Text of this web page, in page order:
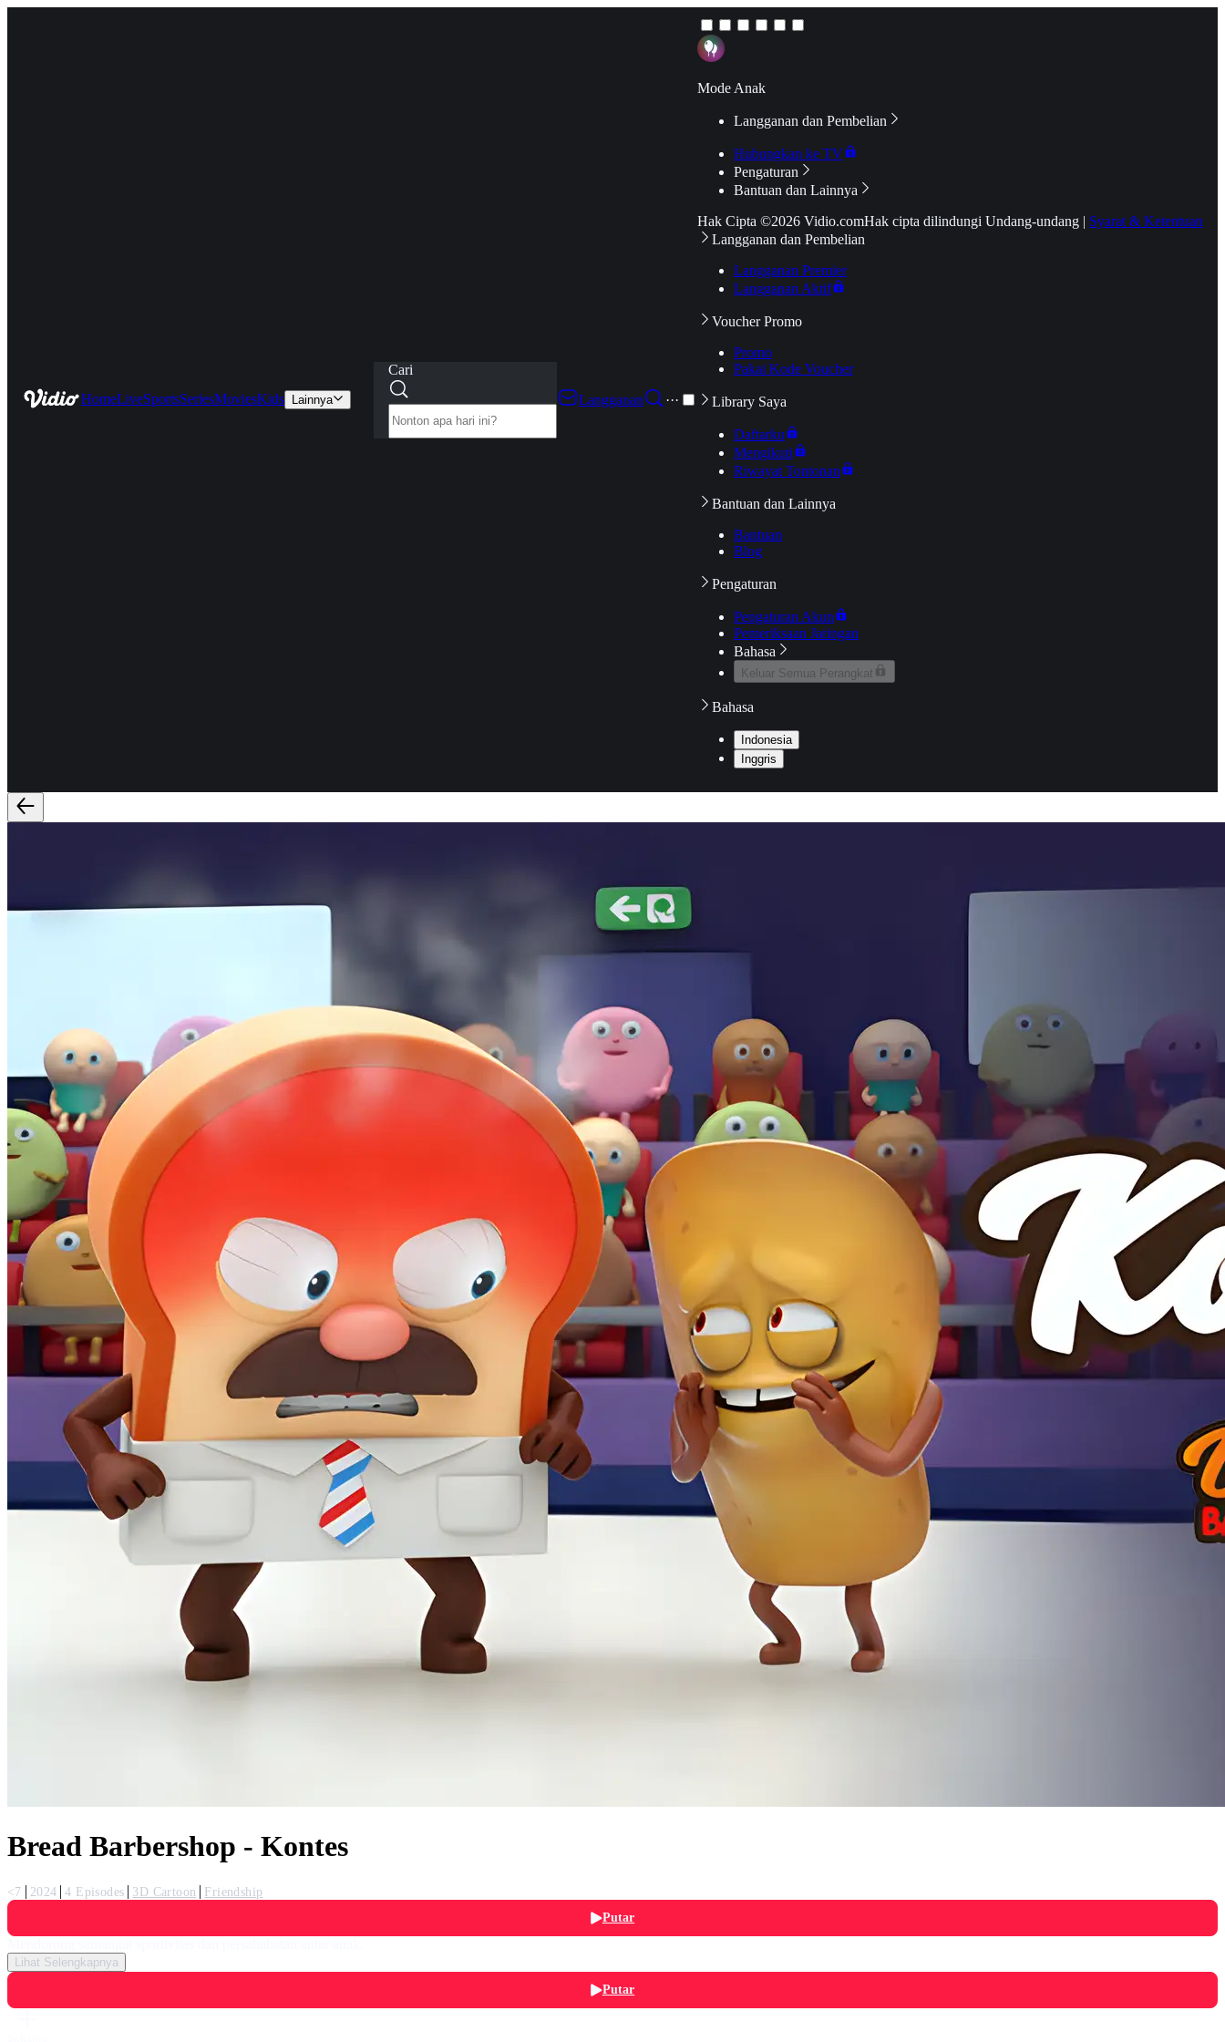
HomeLiveSportsSeriesMoviesKids Lainnya
Cari
Langganan
···
Mode Anak
Langganan dan Pembelian
Hubungkan ke TV
Pengaturan
Bantuan dan Lainnya
Hak Cipta ©2026 Vidio.comHak cipta dilindungi Undang-undang | Syarat & Ketentuan
Langganan dan Pembelian
Langganan Premier
Langganan Aktif
Voucher Promo
Promo
Pakai Kode Voucher
Library Saya
Daftarku
Mengikuti
Riwayat Tontonan
Bantuan dan Lainnya
Bantuan
Blog
Pengaturan
Pengaturan Akun
Pemeriksaan Jaringan
Bahasa
Keluar Semua Perangkat
Bahasa
Indonesia
Inggris
Bread Barbershop - Kontes
<7 2024 4 Episodes 3D Cartoon
Friendship
Putar
Lihat Selengkapnya
Putar